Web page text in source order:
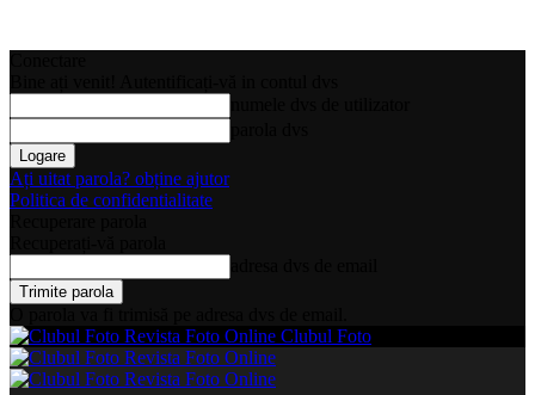
Ați uitat parola? obține ajutor
Politica de confidentialitate
Clubul Foto